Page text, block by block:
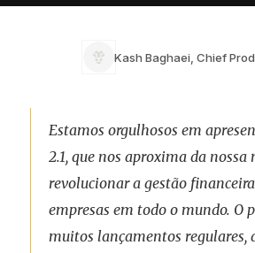
Kash Baghaei, Chief
Estamos orgulhosos em
2.1, que nos aproxima da nossa
revolucionar a gestão
empresas em todo o mundo. O
muitos lançamentos regulares, a